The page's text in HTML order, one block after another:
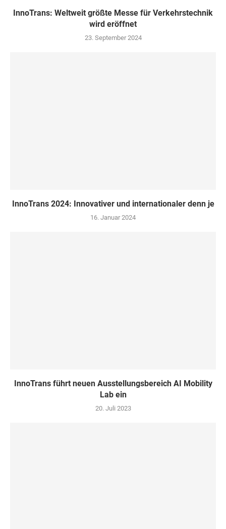
InnoTrans: Weltweit größte Messe für Verkehrstechnik
wird eröffnet
23. September 2024
InnoTrans 2024: Innovativer und internationaler denn je
16. Januar 2024
InnoTrans führt neuen Ausstellungsbereich AI Mobility
Lab ein
20. Juli 2023